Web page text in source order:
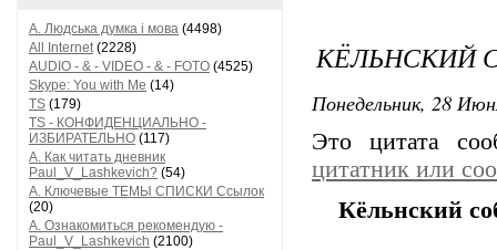
A. Людська думка і мова (4498)
All Internet(2228)
AUDIO - & - VIDEO - & - FOTO (4525)
Skype: You with Me (14)
TS (179)
TS - КОНФИДЕНЦИАЛЬНО -
ИЗБИРАТЕЛЬНО (117)
А. Как читать дневник
Paul_V_Lashkevich? (54)
А. Ключевые ТЕМЫ СПИСКИ Ссылок
(20)
А. Ознакомиться рекомендую -
Paul_V_Lashkevich (2100)
КЁЛЬНСКИЙ
Понедельник, 28
Это цитата
цитатник или
Кёльнский